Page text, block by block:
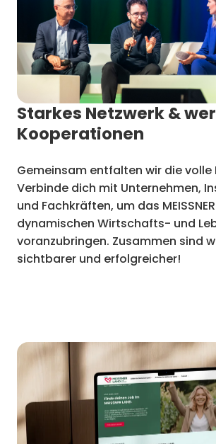
Starkes Netzwerk &
Kooperationen
Gemeinsam entfalten wir die volle
Verbinde dich mit Unternehmen,
und Fachkräften, um das
dynamischen Wirtschafts- und
voranzubringen. Zusammen sind
sichtbarer und erfolgreicher!